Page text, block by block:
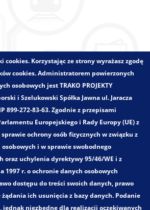
Obszar powiatowy
rozwoju publicznego transportu
Pilskiego
i dokumenty strategiczne
transportu zbiorowego (Plany
w Publicznym Transporcie
Korzystając ze strony wyrażasz zgodę
cookies. Administratorem powierzonych
osobowych jest TRAKO PROJEKTY
i Szelukowski Spółka Jawna ul. Jaracza
899-272-83-63. Zgodnie z przepisami
Europejskiego i Rady Europy (UE) z
ochrony osób fizycznych w związku z
i w sprawie swobodnego
oraz uchylenia dyrektywy 95/46/WE i z
1997 r. o ochronie danych osobowych
dostępu do treści swoich danych, prawo
ich usunięcia z bazy danych. Podanie
jednak niezbędne dla realizacji oczekiwanych